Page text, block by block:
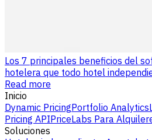
Los 7 principales beneficios del
hotelera que todo hotel
Read more
Inicio
Dynamic PricingPortfolio Analytics
Pricing APIPriceLabs Para
Soluciones